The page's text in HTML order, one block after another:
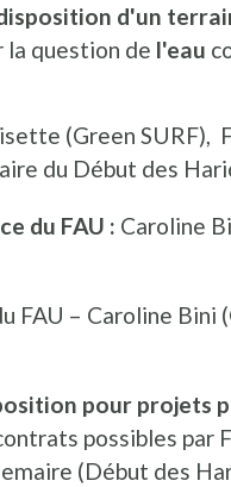
d'un
la question de l'eau
(Green SURF),
du Début des
du FAU : Caroline
FAU – Caroline Bini
pour projets
possibles par
(Début des